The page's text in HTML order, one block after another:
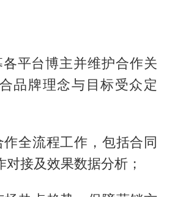
平台博主并维护合作关
品牌理念与目标受众定
全流程工作，包括合同
接及效果数据分析；